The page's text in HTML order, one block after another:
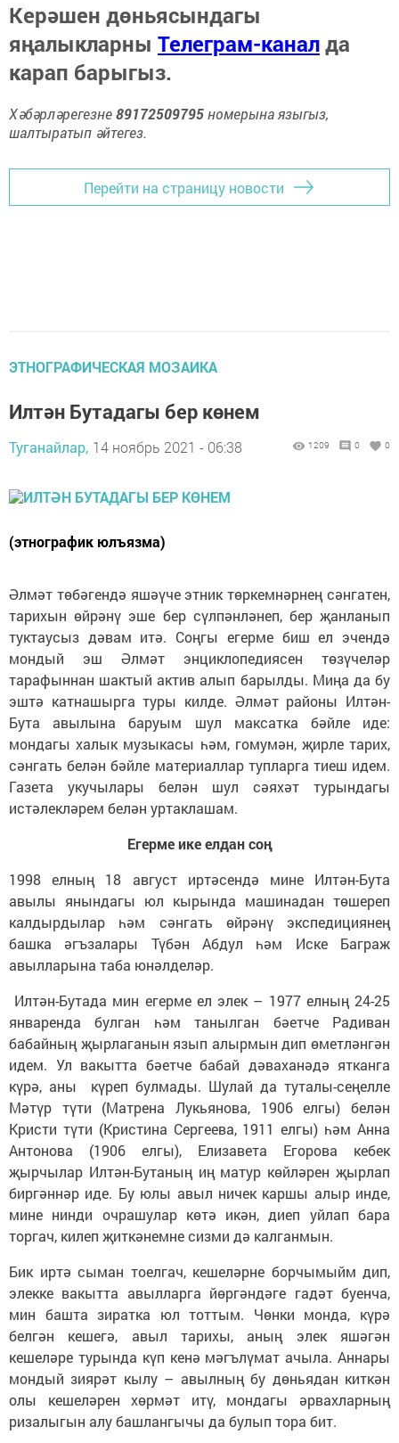
Керәшен дөньясындагы
яңалыкларны Телеграм-каналда
карап барыгыз.
Хәбәрләрегезне89172509795номерына языгыз,
шалтыратып әйтегез.
Перейти на страницу новости
ЭТНОГРАФИЧЕСКАЯ МОЗАИКА
Илтән Бутадагы бер көнем
Туганайлар, 14 ноябрь 2021 - 06:38 1209 0 0
(этнографик юлъязма)
Әлмәт төбәгендә яшәүче этник төркемнәрнең сәнгатен,
тарихын өйрәнү эше бер сүлпәнләнеп, бер җанланып
туктаусыз дәвам итә. Соңгы егерме биш ел эчендә
мондый эш Әлмәт энциклопедиясен төзүчеләр
тарафыннан шактый актив алып барылды. Миңа да бу
эштә катнашырга туры килде. Әлмәт районы Илтән-
Бута авылына баруым шул максатка бәйле иде:
мондагы халык музыкасы һәм, гомумән, җирле тарих,
сәнгать белән бәйле материаллар тупларга тиеш идем.
Газета укучылары белән шул сәяхәт турындагы
истәлекләрем белән уртаклашам.
Егерме ике елдан соң
1998 елның 18 август иртәсендә мине Илтән-Бута
авылы янындагы юл кырында машинадан төшереп
калдырдылар һәм сәнгать өйрәнү экспедициянең
башка әгъзалары Түбән Абдул һәм Иске Баграж
авылларына таба юнәлделәр.
Илтән-Бутада мин егерме ел элек – 1977 елның 24-25
январенда булган һәм танылган бәетче Радиван
бабайның җырлаганын язып алырмын дип өметләнгән
идем. Ул вакытта бәетче бабай дәваханәдә ятканга
күрә, аны күреп булмады. Шулай да туталы-сеңелле
Мәтүр түти (Матрена Лукьянова, 1906 елгы) белән
Кристи түти (Кристина Сергеева, 1911 елгы) һәм Анна
Антонова (1906 елгы), Елизавета Егорова кебек
җырчылар Илтән-Бутаның иң матур көйләрен җырлап
биргәннәр иде. Бу юлы авыл ничек каршы алыр инде,
мине нинди очрашулар көтә икән, диеп уйлап бара
торгач, килеп җиткәнемне сизми дә калганмын.
Бик иртә сыман тоелгач, кешеләрне борчымыйм дип,
элекке вакытта авылларга йөргәндәге гадәт буенча,
мин башта зиратка юл тоттым. Чөнки монда, күрә
белгән кешегә, авыл тарихы, аның элек яшәгән
кешеләре турында күп кенә мәгълүмат ачыла. Аннары
мондый зиярәт кылу – авылның бу дөньядан киткән
олы кешеләрен хөрмәт итү, мондагы әрвахларның
ризалыгын алу башлангычы да булып тора бит.